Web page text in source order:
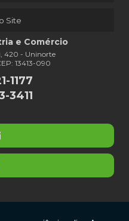
Site
e Comércio
420 - Uninorte
13413-090
1177
3411